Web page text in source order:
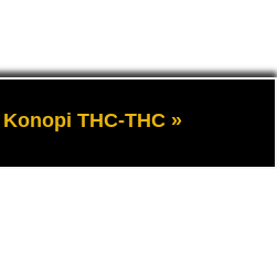
– Wszelkie prawa zastrzeżone
420 w Polsce i na świecie.
THC-THC »